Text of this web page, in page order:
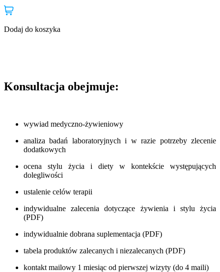
Dodaj do koszyka
Konsultacja obejmuje:
wywiad medyczno-żywieniowy
analiza badań laboratoryjnych i w razie potrzeby zlecenie
dodatkowych
ocena stylu życia i diety w kontekście występujących
dolegliwości
ustalenie celów terapii
indywidualne zalecenia dotyczące żywienia i stylu życia
(PDF)
indywidualnie dobrana suplementacja (PDF)
tabela produktów zalecanych i niezalecanych (PDF)
kontakt mailowy 1 miesiąc od pierwszej wizyty (do 4 maili)